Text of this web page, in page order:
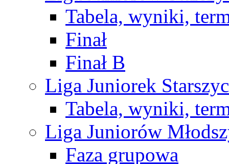
Tabela, wyniki,
Finał
Finał B
Liga Juniorek
Tabela, wyniki,
Liga Juniorów
Faza grupowa